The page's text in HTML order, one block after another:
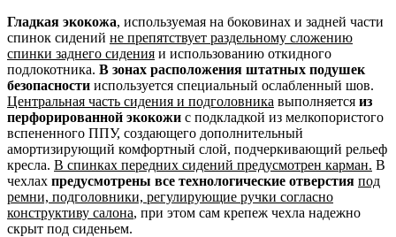
Гладкая экокожа, используемая на боковинах и задней части
спинок сидений не препятствует раздельному сложению
спинки заднего сидения и использованию откидного
подлокотника. В зонах расположения штатных подушек
безопасности используется специальный ослабленный шов.
Центральная часть сидения и подголовника выполняется из
перфорированной экокожи с подкладкой из мелкопористого
вспененного ППУ, создающего дополнительный
амортизирующий комфортный слой, подчеркивающий рельеф
кресла. В спинках передних сидений предусмотрен карман. В
чехлах предусмотрены все технологические отверстия под
ремни, подголовники, регулирующие ручки согласно
конструктиву салона, при этом сам крепеж чехла надежно
скрыт под сиденьем.